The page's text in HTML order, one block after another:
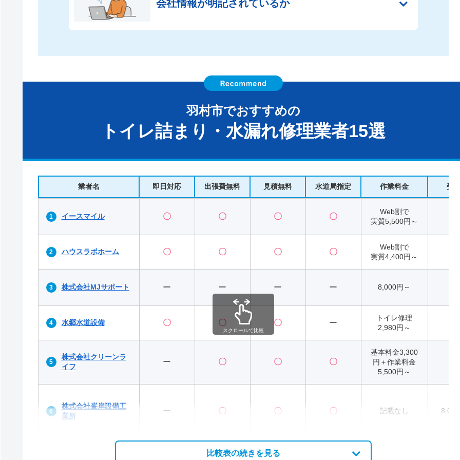
会社情報が明記されているか
羽村市でおすすめの
トイレ詰まり・水漏れ修理業者15選
業者名 即日対応 出張費無料 見積無料 水道局指定 作業料金 受
イースマイル 〇 〇 〇 〇
Web割で
実質5,500円～
ハウスラボホーム 〇 〇 〇 〇
Web割で
実質4,400円～
株式会社MJサポート ー ー ー ー 8,000円～
水郷水道設備 〇 〇 〇 ー
トイレ修理
2,980円～
株式会社クリーンラ
イフ
ー 〇 〇 〇
基本料金3,300
円＋作業料金
5,500円～
株式会社峯岸設備工
業所
ー 〇 〇 〇 記載なし 8:00
スクロールで比較
比較表の続きを見る